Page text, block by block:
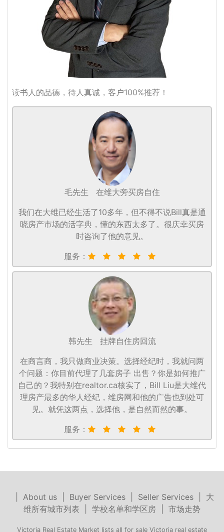
读书人的品德，待人真诚，客户100%推荐！
毛先生
在维大旁买房自住
我们在大维已经生活了10多年，但不得不说Bill真是通
晓房产市场的活字典，懂的东西太多了。很庆幸买房
时咨询了他的意见。
服务：
韩先生
挂牌自住房回流
在商言商，我只做商业决策。选择经纪时，我就问两
个问题：你目前代理了几套房子 出售？你是如何推广
自己的？我特别在realtor.ca核实了，Bill Liu是大维代
理房产最多的华人经纪，维房网和他的广告也到处可
见。就凭这两点，选择他，是自然而然的事。
服务：
About us| Buyer Services| Seller Services| 大
维所有城市列表
学校名单和学区房 市场走势
Victoria Real Estate Market lists all for sale Victoria real estate